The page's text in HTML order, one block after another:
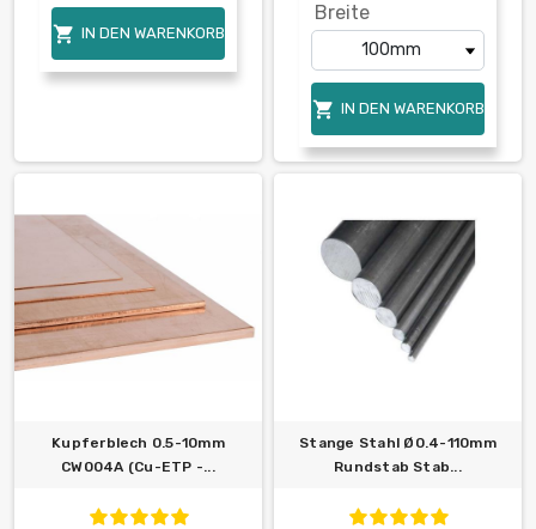
 IN DEN WARENKORB
Breite
 IN DEN WARENKORB
Kupferblech 0.5-10mm
CW004A (Cu-ETP -...
Stange Stahl Ø0.4-110mm
Rundstab Stab...